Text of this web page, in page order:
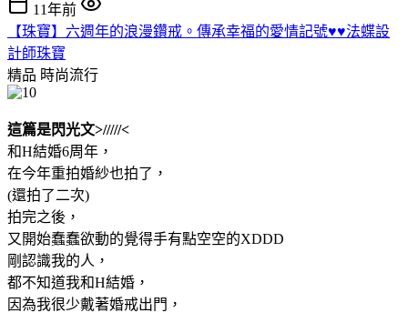
11年前
【珠寶】六週年的浪漫鑽戒。傳承幸福的愛情記號♥♥法蝶設
計師珠寶
精品 時尚流行
這篇是閃光文>/////<
和H結婚6周年，
在今年重拍婚紗也拍了，
(還拍了二次)
拍完之後，
又開始蠢蠢欲動的覺得手有點空空的XDDD
剛認識我的人，
都不知道我和H結婚，
因為我很少戴著婚戒出門，